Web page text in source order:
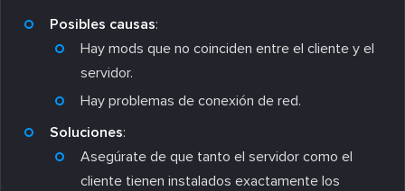
Posibles causas:
Hay mods que no coinciden entre el cliente y el
servidor.
Hay problemas de conexión de red.
Soluciones:
Asegúrate de que tanto el servidor como el
cliente tienen instalados exactamente los